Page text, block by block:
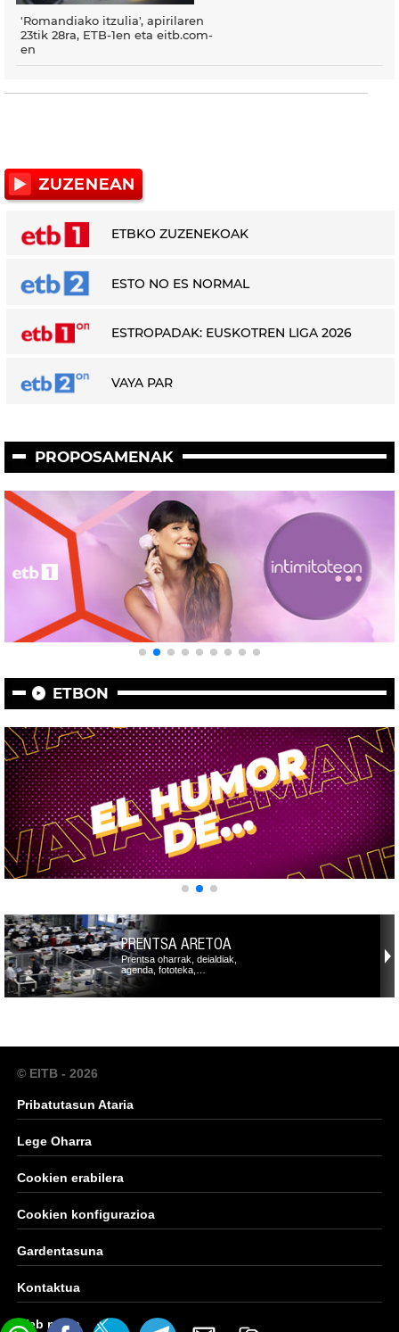
'Romandiako itzulia', apirilaren
23tik 28ra, ETB-1en eta eitb.com-
en
ETBKO ZUZENEKOAK
ESTO NO ES NORMAL
ESTROPADAK: EUSKOTREN LIGA 2026
VAYA PAR
PROPOSAMENAK
ETBON
PRENTSA ARETOA
Prentsa oharrak, deialdiak,
agenda, fototeka,…
© EITB - 2026
Pribatutasun Ataria
Lege Oharra
Cookien erabilera
Cookien konfigurazioa
Gardentasuna
Kontaktua
Web mapa